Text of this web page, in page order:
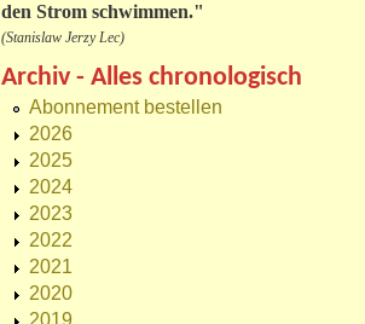
den Strom schwimmen."
(Stanislaw Jerzy Lec)
Archiv - Alles chronologisch
Abonnement bestellen
2026
2025
2024
2023
2022
2021
2020